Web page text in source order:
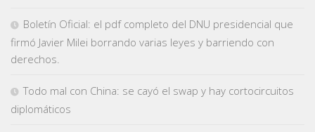
Boletín Oficial: el pdf completo del DNU presidencial que
firmó Javier Milei borrando varias leyes y barriendo con
derechos.
Todo mal con China: se cayó el swap y hay cortocircuitos
diplomáticos